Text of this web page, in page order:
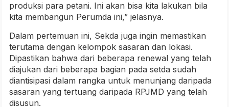
produksi para petani. Ini akan bisa kita lakukan bila
kita membangun Perumda ini,” jelasnya.
Dalam pertemuan ini, Sekda juga ingin memastikan
terutama dengan kelompok sasaran dan lokasi.
Dipastikan bahwa dari beberapa renewal yang telah
diajukan dari beberapa bagian pada setda sudah
diantisipasi dalam rangka untuk menunjang daripada
sasaran yang tertuang daripada RPJMD yang telah
disusun.